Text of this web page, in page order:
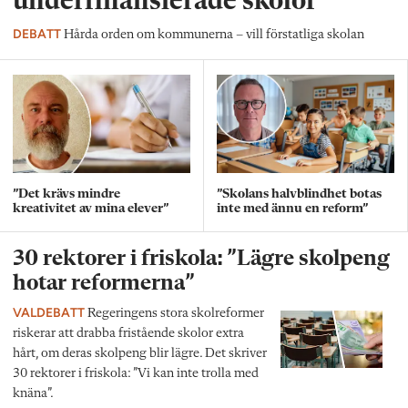
DEBATT Hårda orden om kommunerna – vill förstatliga skolan
”Det krävs mindre
kreativitet av mina elever”
”Skolans halvblindhet botas
inte med ännu en reform”
30 rektorer i friskola: ”Lägre skolpeng
hotar reformerna”
VALDEBATT Regeringens stora skolreformer
riskerar att drabba fristående skolor extra
hårt, om deras skolpeng blir lägre. Det skriver
30 rektorer i friskola: ”Vi kan inte trolla med
knäna”.